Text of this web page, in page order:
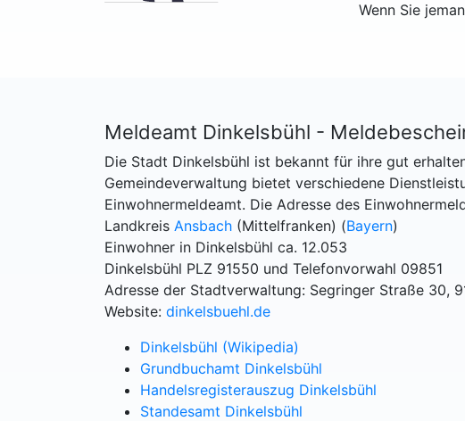
Wenn Sie
Meldeamt Dinkelsbühl -
Die Stadt Dinkelsbühl ist bekannt für ihre gut
Gemeindeverwaltung bietet verschiedene
Einwohnermeldeamt. Die Adresse des
Landkreis Ansbach (Mittelfranken) (Bayern)
Einwohner in Dinkelsbühl ca. 12.053
Dinkelsbühl PLZ 91550 und Telefonvorwahl 09851
Adresse der Stadtverwaltung: Segringer Straße 30,
Website: dinkelsbuehl.de
Dinkelsbühl (Wikipedia)
Grundbuchamt Dinkelsbühl
Handelsregisterauszug Dinkelsbühl
Standesamt Dinkelsbühl